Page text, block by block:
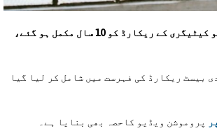
پاکستانی مکس مارشل آرٹسٹ راشد نسیم کے بنائے گئے نن چکو کیٹیگری کے ریکارڈ کو 10 سال مکمل ہو گئے،
بیسٹ ریکارڈ کی فہرست میں شامل کر لیا گیا
پروموشن ویڈیو کاحصہ بھی بنایا ہے۔